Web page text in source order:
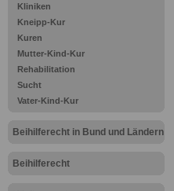
Kliniken
Kneipp-Kur
Kuren
Mutter-Kind-Kur
Rehabilitation
Sucht
Vater-Kind-Kur
Beihilferecht in Bund und Ländern
Beihilferecht